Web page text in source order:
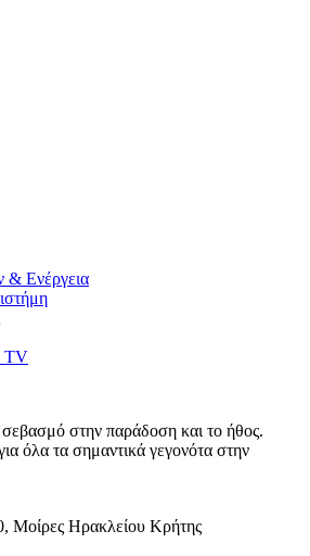
& Ενέργεια
TV
σεβασμό στην παράδοση και το ήθος.
όλα τα σημαντικά γεγονότα στην
Μοίρες Ηρακλείου Κρήτης